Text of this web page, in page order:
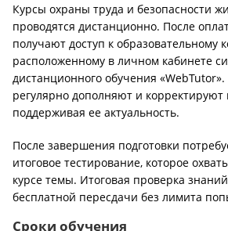
Курсы охраны труда и безопасности
проводятся дистанционно. После
получают доступ к образовательному
расположенному в личном кабинете
дистанционного обучения
регулярно дополняют и корректируют
поддерживая ее актуальность.
После завершения подготовки
итоговое тестирование, которое
курсе темы. Итоговая проверка
бесплатной пересдачи без лимита
Сроки обучения